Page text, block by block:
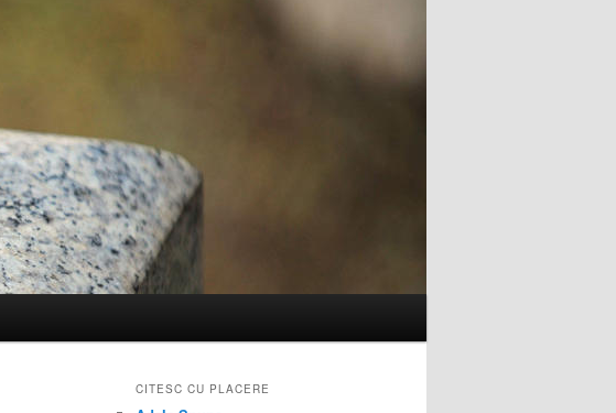
CITESC CU PLACERE